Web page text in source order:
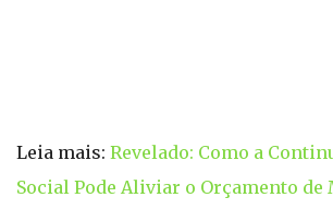
Leia mais: Revelado: Como a
Social Pode Aliviar o Orçamento de